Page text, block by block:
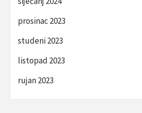
prosinac 2023
studeni 2023
listopad 2023
rujan 2023